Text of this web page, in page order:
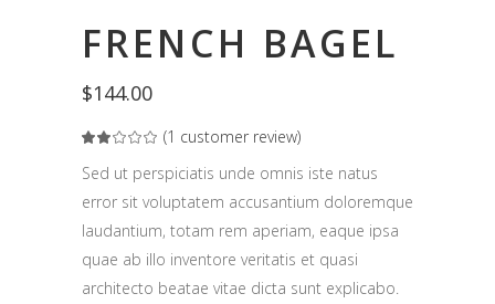
FRENCH BAGEL
$144.00
Rated
of
based
1
customer
rating
(1 customer review)
Sed ut perspiciatis unde omnis iste natus
error sit voluptatem accusantium doloremque
laudantium, totam rem aperiam, eaque ipsa
quae ab illo inventore veritatis et quasi
architecto beatae vitae dicta sunt explicabo.